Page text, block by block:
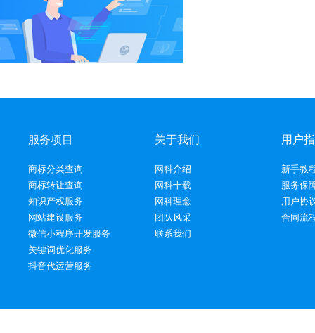
服务项目
商标分类查询
商标转让查询
知识产权服务
网站建设服务
微信小程序开发服务
关键词优化服务
抖音代运营服务
关于我们
网科介绍
网科十载
网科理念
团队风采
联系我们
用户
新手教
服务保
用户协
合同流